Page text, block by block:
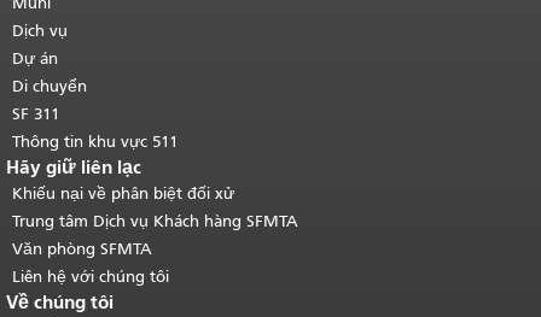
trang.Quay lại đầu trang nội dung
chính.
Dịch vụ
Dự án
Di chuyển
SF 311
Thông tin khu vực 511
Hãy giữ liên lạc
Khiếu nại về phân biệt đối xử
Trung tâm Dịch vụ Khách hàng SFMTA
Văn phòng SFMTA
Liên hệ với chúng tôi
Về chúng tôi